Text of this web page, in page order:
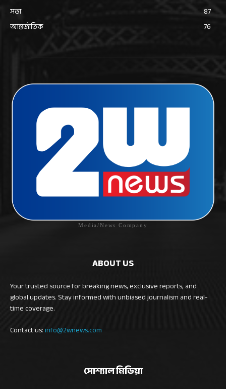
সভা
87
আন্তর্জাতিক
76
Media/News Company
ABOUT US
Your trusted source for breaking news, exclusive reports, and
global updates. Stay informed with unbiased journalism and real-
time coverage.
Contact us:info@2wnews.com
সোশ্যাল মিডিয়া